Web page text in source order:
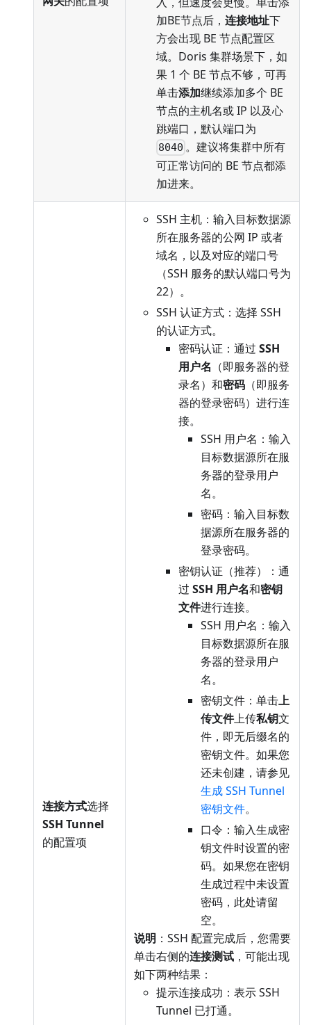
加BE节点后， 连接地址下
方会出现 BE 节点配置区
域。Doris 集群场景下，如
果 1 个 BE 节点不够，可再
单击添加继续添加多个 BE
节点的主机名或 IP 以及心
跳端口，默认端口为
8040 。建议将集群中所有
可正常访问的 BE 节点都添
加进来。
连接方式选择
SSH Tunnel
的配置项
SSH 主机：输入目标数据源
所在服务器的公网 IP 或者
域名，以及对应的端口号
（SSH 服务的默认端口号为
22）。
SSH 认证方式：选择 SSH
的认证方式。
密码认证：通过 SSH
用户名 （即服务器的登
录名）和密码 （即服务
器的登录密码）进行连
接。
SSH 用户名：输入
目标数据源所在服
务器的登录用户
名。
密码：输入目标数
据源所在服务器的
登录密码。
密钥认证（推荐）：通
过 SSH 用户名和密钥
文件进行连接。
SSH 用户名：输入
目标数据源所在服
务器的登录用户
名。
密钥文件：单击上
传文件上传私钥文
件，即无后缀名的
密钥文件。如果您
还未创建，请参见
生成 SSH Tunnel
密钥文件。
口令：输入生成密
钥文件时设置的密
码。如果您在密钥
生成过程中未设置
密码，此处请留
空。
说明 ：SSH 配置完成后，您需要
单击右侧的连接测试 ，可能出现
如下两种结果：
提示连接成功：表示 SSH
Tunnel 已打通。